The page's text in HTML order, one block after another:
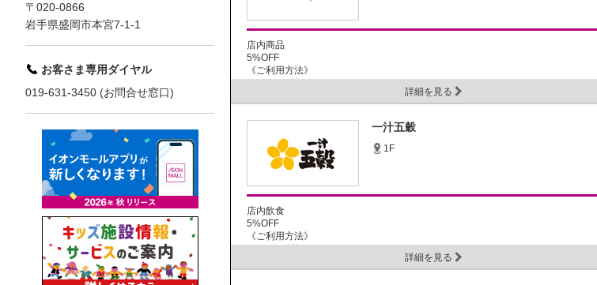
店内商品
5%OFF
《ご利用方法》
詳細を見る
一汁五穀
1F
店内飲食
5%OFF
《ご利用方法》
詳細を見る
〒020-0866
岩手県盛岡市本宮7-1-1
お客さま専用ダイヤル
019-631-3450 (お問合せ窓口)